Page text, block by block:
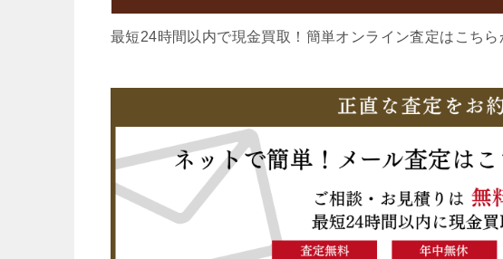
最短24時間以内で現金買取！簡単オンライン査定はこちら